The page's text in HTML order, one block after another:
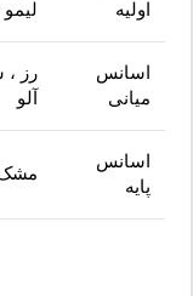
اولیه
اسانس
میانی
رز ،
آلو
اسانس
پایه
مشک